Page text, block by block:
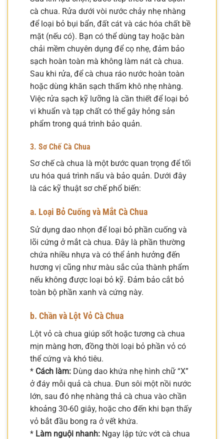
cà chua. Rửa dưới vòi nước chảy nhẹ nhàng
để loại bỏ bụi bẩn, đất cát và các hóa chất bề
mặt (nếu có). Bạn có thể dùng tay hoặc bàn
chải mềm chuyên dụng để cọ nhẹ, đảm bảo
sạch hoàn toàn mà không làm nát cà chua.
Sau khi rửa, để cà chua ráo nước hoàn toàn
hoặc dùng khăn sạch thấm khô nhẹ nhàng.
Việc rửa sạch kỹ lưỡng là cần thiết để loại bỏ
vi khuẩn và tạp chất có thể gây hỏng sản
phẩm trong quá trình bảo quản.
3. Sơ Chế Cà Chua
Sơ chế cà chua là một bước quan trọng để tối
ưu hóa quá trình nấu và bảo quản. Dưới đây
là các kỹ thuật sơ chế phổ biến:
a. Loại Bỏ Cuống và Mắt Cà Chua
Sử dụng dao nhọn để loại bỏ phần cuống và
lõi cứng ở mắt cà chua. Đây là phần thường
chứa nhiều nhựa và có thể ảnh hưởng đến
hương vị cũng như màu sắc của thành phẩm
nếu không được loại bỏ kỹ. Đảm bảo cắt bỏ
toàn bộ phần xanh và cứng này.
b. Chần và Lột Vỏ Cà Chua
Lột vỏ cà chua giúp sốt hoặc tương cà chua
mịn màng hơn, đồng thời loại bỏ phần vỏ có
thể cứng và khó tiêu.
* Cách làm: Dùng dao khứa nhẹ hình chữ “X”
ở đáy mỗi quả cà chua. Đun sôi một nồi nước
lớn, sau đó nhẹ nhàng thả cà chua vào chần
khoảng 30-60 giây, hoặc cho đến khi bạn thấy
vỏ bắt đầu bong ra ở vết khứa.
* Làm nguội nhanh: Ngay lập tức vớt cà chua